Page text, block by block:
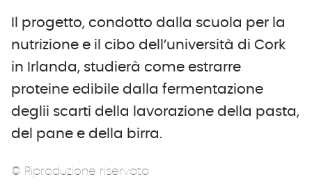
Il progetto, condotto dalla scuola per la
nutrizione e il cibo dell’università di Cork
in Irlanda, studierà come estrarre
proteine edibile dalla fermentazione
deglii scarti della lavorazione della pasta,
del pane e della birra.
© Riproduzione riservata